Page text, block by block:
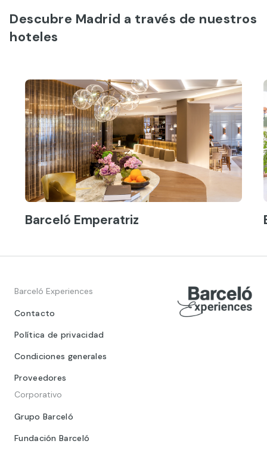
Descubre Madrid a través de nuestros
hoteles
Barceló Emperatriz
Barceló Experiences
Contacto
Política de privacidad
Condiciones generales
Proveedores
Corporativo
Grupo Barceló
Fundación Barceló